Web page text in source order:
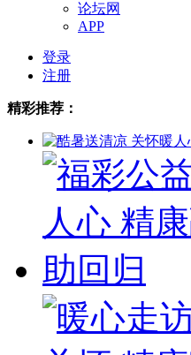
论坛网
APP
登录
注册
精彩推荐：